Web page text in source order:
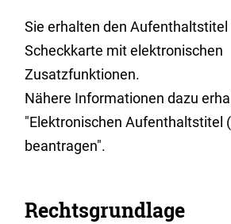
Sie erhalten den Aufenthaltstitel
Scheckkarte mit elektronischen
Zusatzfunktionen.
Nähere Informationen dazu
"Elektronischen Aufenthaltstitel
beantragen".
Rechtsgrundlage